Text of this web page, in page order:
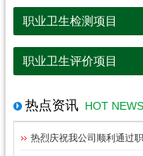
职业卫生检测项目
职业卫生评价项目
热点资讯 HOT NEWS